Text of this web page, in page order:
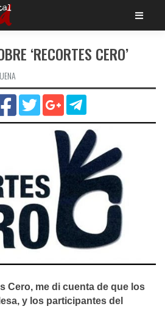
‘RECORTES CERO’
Cero, me di cuenta de que los
y los participantes del